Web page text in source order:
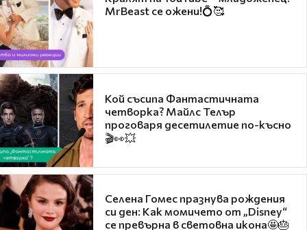
MrBeast се ожени!💍🥰
Кой съсипа Фантастичната
четворка? Майлс Телър
проговаря десетилетие по-късно
🎬👀💥
Селена Гомес празнува рождения
си ден: Как момичето от „Disney“
се превърна в световна икона🤩🎂